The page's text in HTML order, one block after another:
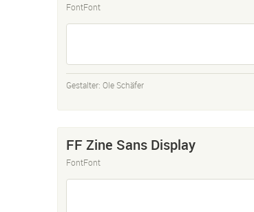
FontFont
Gestalter: Ole Schäfer
FF Zine Sans Display
FontFont